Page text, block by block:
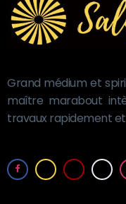
Grand médium et
maître marabout
travaux rapidement